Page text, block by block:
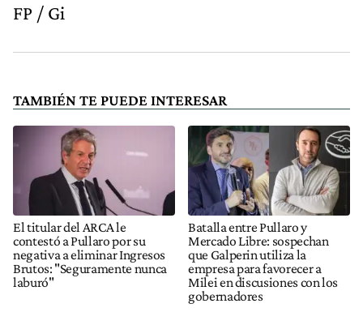
FP / Gi
TAMBIÉN TE PUEDE INTERESAR
El titular del ARCA le
contestó a Pullaro por su
negativa a eliminar Ingresos
Brutos: "Seguramente nunca
laburó"
Batalla entre Pullaro y
Mercado Libre: sospechan
que Galperin utiliza la
empresa para favorecer a
Milei en discusiones con los
gobernadores